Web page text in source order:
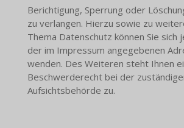
Berichtigung, Sperrung oder
zu verlangen. Hierzu sowie zu
Thema Datenschutz können Sie
der im Impressum angegebenen
wenden. Des Weiteren steht Ihnen
Beschwerderecht bei der
Aufsichtsbehörde zu.